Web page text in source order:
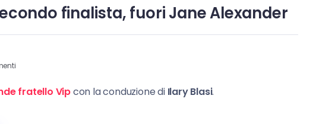
finalista, fuori Jane Alexander
fratello Vipcon la conduzione di Ilary Blasi.